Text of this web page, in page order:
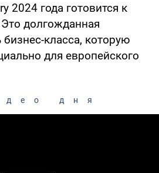
2024 года готовится к
долгожданная
класса, которую
для европейского
дня